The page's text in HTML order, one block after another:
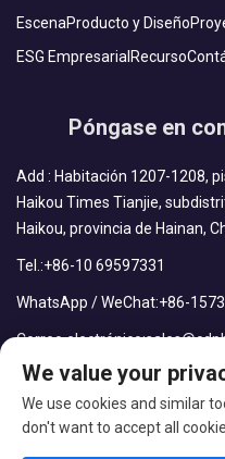
EscenaProducto y Diseño
ESG Empresarial Recurso
Póngase en
Add : Habitación 1207-1208,
Haikou Times Tianjie,
Haikou, provincia de Hainan,
Tel.:+86-10 69597331
WhatsApp / WeChat:+86-
Correo electrónico:
We value your
We use cookies and similar
don't want to accept all